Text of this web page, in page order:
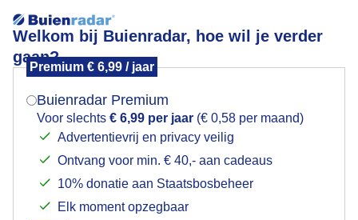
Welkom bij Buienradar, hoe wil je verder
gaan?
Premium € 6,99 / jaar
Buienradar Premium
Voor slechts € 6,99 per jaar (€ 0,58 per maand)
Advertentievrij en privacy veilig
Ontvang voor min. € 40,- aan cadeaus
10% donatie aan Staatsbosbeheer
Elk moment opzegbaar
Avondzon in de polder
Mogen we je locatie gebruiken voor het
Indien je hier nog geen akkoord op hebt gegeven,
verschijnt er zo een pop-up uit je browser waarin